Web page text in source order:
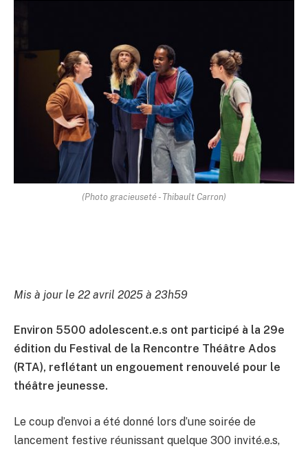
(Photo gracieuseté - Thibault Carron)
Mis à jour le 22 avril 2025 à 23h59
Environ 5500 adolescent.e.s ont participé à la 29e
édition du Festival de la Rencontre Théâtre Ados
(RTA), reflétant un engouement renouvelé pour le
théâtre jeunesse.
Le coup d’envoi a été donné lors d’une soirée de
lancement festive réunissant quelque 300 invité.e.s,